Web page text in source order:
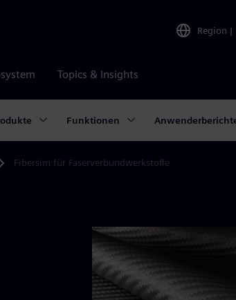
Region |
Topics & Insights
Funktionen
Fibersim für Faserverbundwerkstoffe